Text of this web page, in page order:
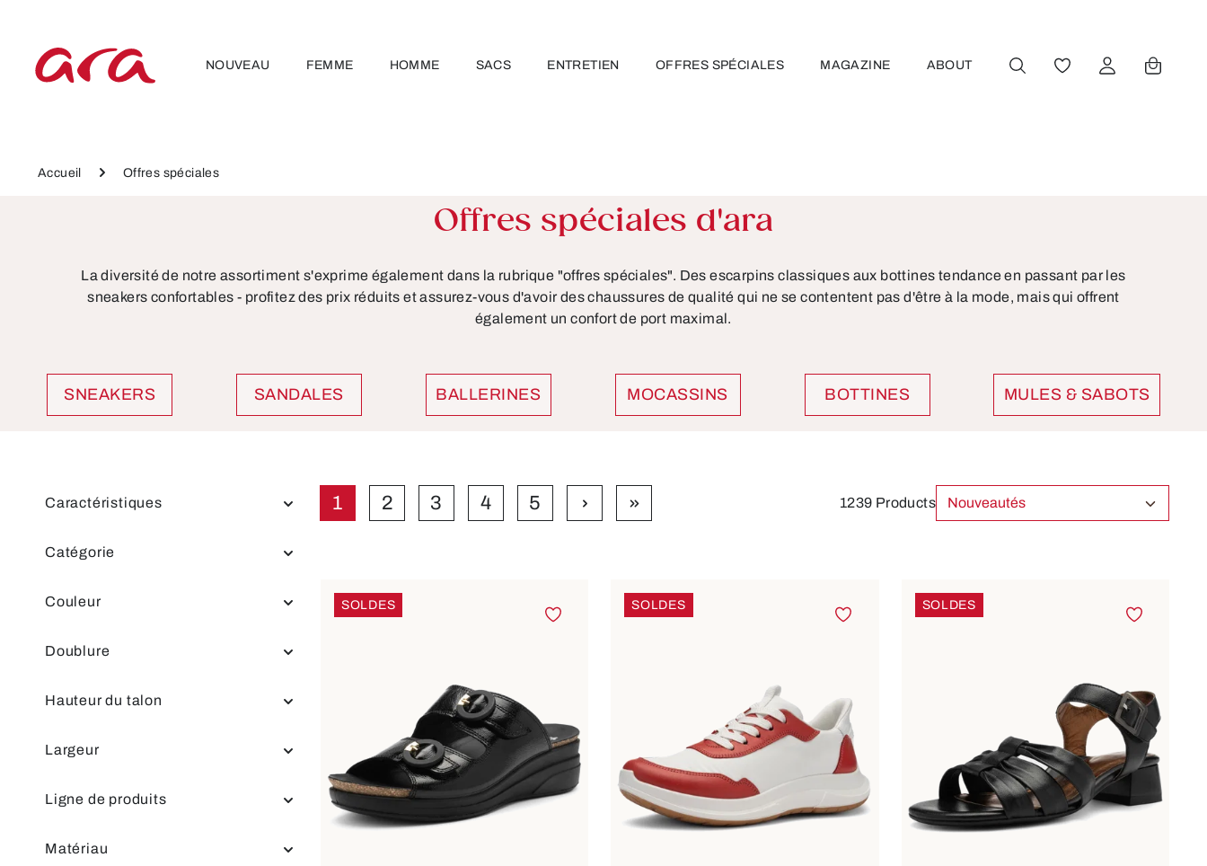
NOUVEAU FEMME HOMME SACS ENTRETIEN OFFRES SPÉCIALES MAGAZINE ABOUT VOUS AVEZ 0
Accueil Offres spéciales
Offres spéciales d'ara
La diversité de notre assortiment s'exprime également dans la rubrique "offres spéciales". Des escarpins classiques aux bottines tendance en passant par les
sneakers confortables - profitez des prix réduits et assurez-vous d'avoir des chaussures de qualité qui ne se contentent pas d'être à la mode, mais qui offrent
également un confort de port maximal.
SNEAKERS SANDALES BALLERINES MOCASSINS BOTTINES MULES & SABOTS
Caractéristiques
Catégorie
Couleur
Doublure
Hauteur du talon
Largeur
Ligne de produits
Matériau
Page
1 Page
2 Page
3 Page
4 Page
5 1239 Products
SOLDES SOLDES SOLDES